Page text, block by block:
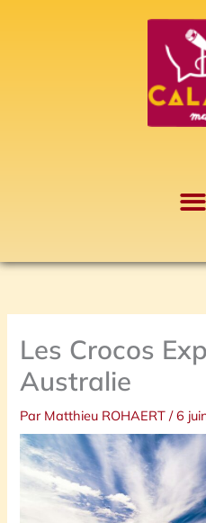
Les Crocos
Australie
Par Matthieu ROHAERT/6